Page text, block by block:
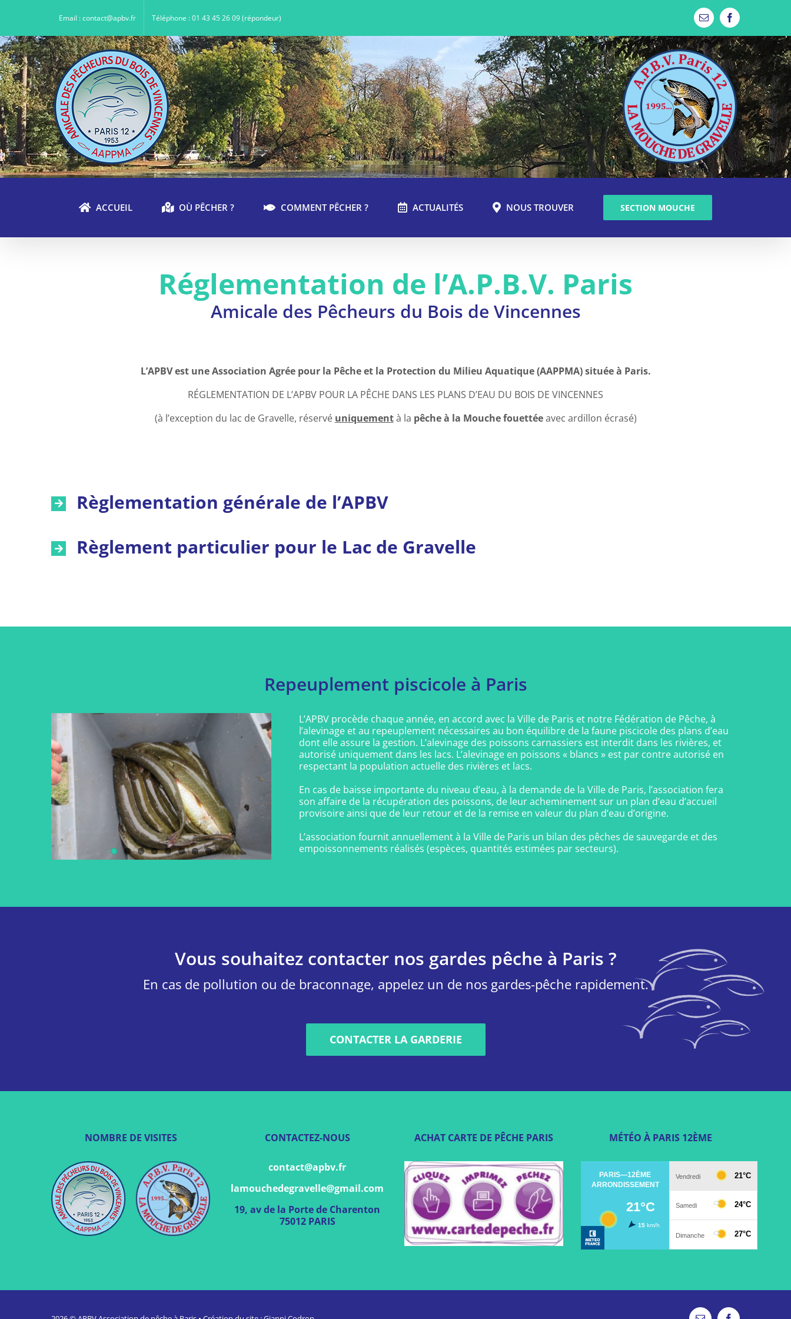
Email : contact@apbv.fr Téléphone : 01 43 45 26 09 (répondeur) Email Facebook
ACCUEIL OÙ PÊCHER ? COMMENT PÊCHER ? ACTUALITÉS NOUS TROUVER SECTION MOUCHE
Réglementation de l’A.P.B.V. Paris
Amicale des Pêcheurs du Bois de Vincennes
L’APBV est une Association Agrée pour la Pêche et la Protection du Milieu Aquatique (AAPPMA) située à Paris.
RÉGLEMENTATION DE L’APBV POUR LA PÊCHE DANS LES PLANS D’EAU DU BOIS DE VINCENNES
(à l’exception du lac de Gravelle, réservé uniquementà la pêche à la Mouche fouettéeavec ardillon écrasé)
Règlementation générale de l’APBV
Règlement particulier pour le Lac de Gravelle
Repeuplement piscicole à Paris
L’APBV procède chaque année, en accord avec la Ville de Paris et notre Fédération de Pêche, à
l’alevinage et au repeuplement nécessaires au bon équilibre de la faune piscicole des plans d’eau
dont elle assure la gestion. L’alevinage des poissons carnassiers est interdit dans les rivières, et
autorisé uniquement dans les lacs. L’alevinage en poissons « blancs » est par contre autorisé en
respectant la population actuelle des rivières et lacs.
En cas de baisse importante du niveau d’eau, à la demande de la Ville de Paris, l’association fera
son affaire de la récupération des poissons, de leur acheminement sur un plan d’eau d’accueil
provisoire ainsi que de leur retour et de la remise en valeur du plan d’eau d’origine.
L’association fournit annuellement à la Ville de Paris un bilan des pêches de sauvegarde et des
empoissonnements réalisés (espèces, quantités estimées par secteurs).
Vous souhaitez contacter nos gardes pêche à Paris ?
En cas de pollution ou de braconnage, appelez un de nos gardes-pêche rapidement.
CONTACTER LA GARDERIE
NOMBRE DE VISITES CONTACTEZ-NOUS
contact@apbv.fr
lamouchedegravelle@gmail.com
19, av de la Porte de Charenton
75012 PARIS
ACHAT CARTE DE PÊCHE PARIS MÉTÉO À PARIS 12ÈME